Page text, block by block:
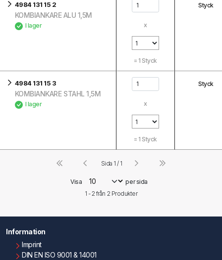
4984 131 15 2
KOMBIANKARE ALU 1,5M
I lager x
= 1 Styck
Styck
4984 131 15 3
KOMBIANKARE STAHL 1,5M
I lager x
= 1 Styck
Styck
Visa
per sida
1 - 2 från 2 Produkter
Sida 1 / 1
Information
Imprint
DIN EN ISO 9001 & 14001